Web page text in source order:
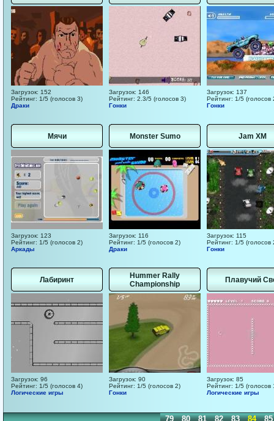
Загрузок: 152
Рейтинг: 1/5 (голосов 3)
Драки
Загрузок: 146
Рейтинг: 2.3/5 (голосов 3)
Гонки
Загрузок: 137
Рейтинг: 1/5 (голосов
Гонки
Мячи
Загрузок: 123
Рейтинг: 1/5 (голосов 2)
Аркады
Monster Sumo
Загрузок: 116
Рейтинг: 1/5 (голосов 2)
Драки
Jam XM
Загрузок: 115
Рейтинг: 1/5 (голосов
Гонки
Лабиринт
Загрузок: 96
Рейтинг: 1/5 (голосов 4)
Логические игры
Hummer Rally
Championship
Загрузок: 90
Рейтинг: 1/5 (голосов 2)
Гонки
Плавучий
Загрузок: 85
Рейтинг: 1/5 (голосов
Логические игры
69 70 71 72 73 74 75 76 77 78 79 80 81 82 83 84 85